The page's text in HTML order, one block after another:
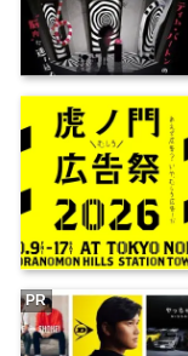
PR